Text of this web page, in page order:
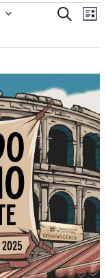
N
a
v
e
g
a
c
i
ó
B
N
e
g
a
c
i
ó
n
d
e
L
s
a